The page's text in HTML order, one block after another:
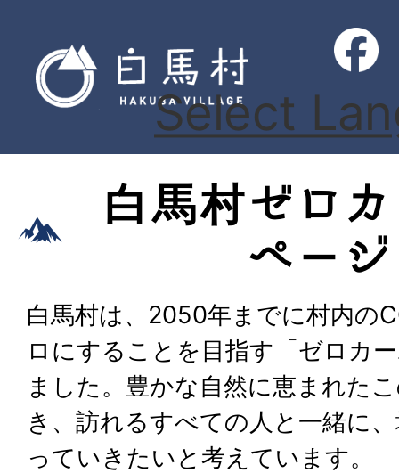
Select
白馬村ゼロ
ページ
白馬村は、2050年までに村内の
ロにすることを目指す「ゼロカ
ました。豊かな自然に恵まれた
き、訪れるすべての人と一緒に
っていきたいと考えています。